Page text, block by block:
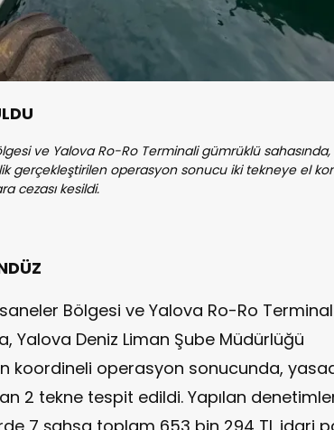
ve Yalova Ro-Ro Terminali gümrüklü sahasında,
gerçekleştirilen operasyon sonucu iki tekneye el
cezası kesildi.
Bölgesi ve Yalova Ro-Ro
Yalova Deniz Liman Şube Müdürlüğü
koordineli operasyon sonucunda,
2 tekne tespit edildi. Yapılan